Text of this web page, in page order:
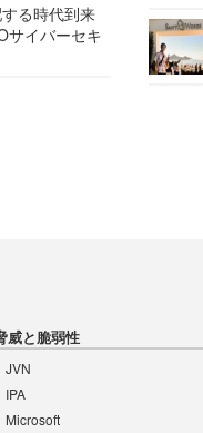
る時代到来
サイバーセキ
威と脆弱性
JVN
IPA
Microsoft